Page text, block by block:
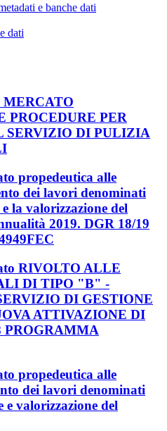
e banche dati
dati
PROCEDURE PER
SERVIZIO DI PULIZIA
propedeutica alle
dei lavori denominati
la valorizzazione del
2019. DGR 18/19
RIVOLTO ALLE
DI TIPO "B" -
DI GESTIONE
ATTIVAZIONE DI
PROGRAMMA
propedeutica alle
dei lavori denominati
valorizzazione del